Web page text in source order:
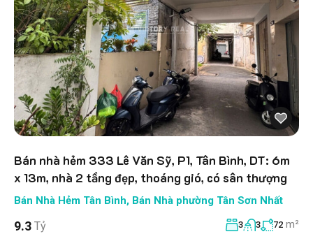
Bán nhà hẻm 333 Lê Văn Sỹ, P1, Tân Bình, DT: 6m
x 13m, nhà 2 tầng đẹp, thoáng gió, có sân thượng
Bán Nhà Hẻm Tân Bình, Bán Nhà phường Tân Sơn Nhất
9.3 Tỷ 3 3 72 m²